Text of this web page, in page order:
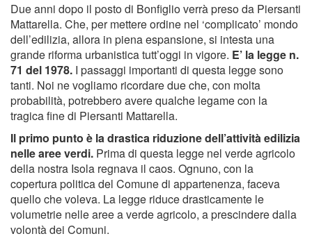
Due anni dopo il posto di Bonfiglio verrà preso da Piersanti
Mattarella. Che, per mettere ordine nel ‘complicato’ mondo
dell’edilizia, allora in piena espansione, si intesta una
grande riforma urbanistica tutt’oggi in vigore. E’ la legge n.
71 del 1978. I passaggi importanti di questa legge sono
tanti. Noi ne vogliamo ricordare due che, con molta
probabilità, potrebbero avere qualche legame con la
tragica fine di Piersanti Mattarella.
Il primo punto è la drastica riduzione dell’attività edilizia
nelle aree verdi. Prima di questa legge nel verde agricolo
della nostra Isola regnava il caos. Ognuno, con la
copertura politica del Comune di appartenenza, faceva
quello che voleva. La legge riduce drasticamente le
volumetrie nelle aree a verde agricolo, a prescindere dalla
volontà dei Comuni.